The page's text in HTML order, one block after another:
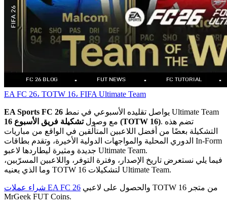
EA FC 26، TOTW 16، FIFA Ultimate Team
EA Sports FC 26
مع وصول تشكيلة فريق الأسبوع 16 (TOTW 16). تضم هذه
التشكيلة بعضًا من أفضل اللاعبين المتألقين في الواقع من مباريات
الدوري المحلية والمواجهات الدولية الأخيرة، وتقدم بطاقات In-Form
جديدة ومثيرة ليطاردها لاعبو Ultimate Team.
فيما يلي نستعرض تاريخ الإصدار، وفترة التوفر، واللاعبين المسرّبين،
وما الذي يعنيه TOTW 16 لتشكيلات Ultimate Team.
شراء عملات EA FC 26
MrGeek FUT Coins.